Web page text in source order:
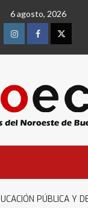
6 agosto, 2026
InstagramFacebookTwitter
PÚBLICA Y